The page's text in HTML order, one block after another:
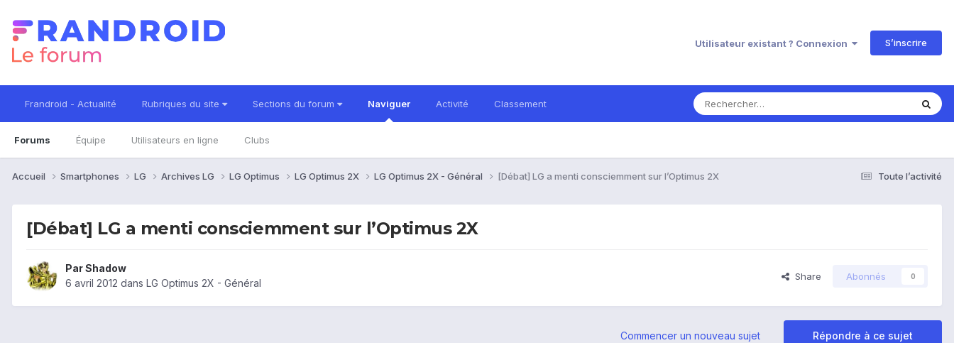
Utilisateur existant ? Connexion S’inscrire
Frandroid - Actualité Rubriques du site Sections du forum Naviguer
Forums Équipe Utilisateurs en ligne Clubs
Activité Classement
Toute l’activité
Accueil Smartphones LG Archives LG LG Optimus LG Optimus 2X LG Optimus 2X - Général [Débat] LG a menti consciemment sur l’Optimus 2X
[Débat] LG a menti consciemment sur l’Optimus 2X
ParShadow
6 avril 2012 dans LG Optimus 2X - Général
Share Abonnés 0
Répondre à ce sujet
Commencer un nouveau sujet